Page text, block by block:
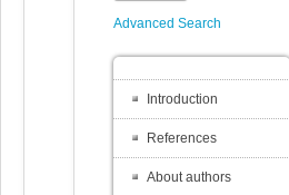
Advanced Search
Introduction
References
About authors